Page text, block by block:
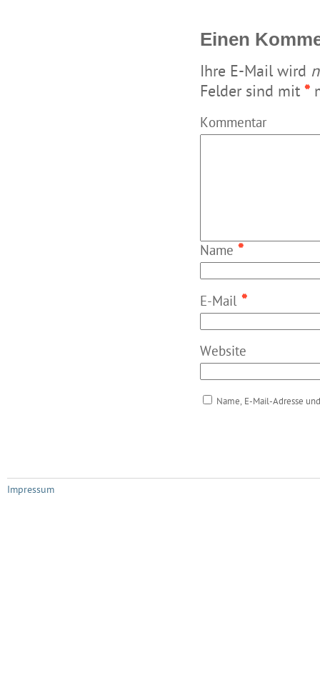
Einen
Ihre E-Mail wird
Felder sind mit *
Kommentar
Name *
E-Mail *
Website
Name, E-Mail-Adresse
Impressum